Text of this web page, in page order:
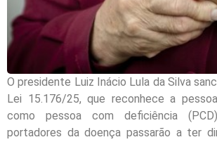
O presidente Luiz Inácio Lula da Silva
Lei 15.176/25, que reconhece a
como pessoa com deficiência
portadores da doença passarão a ter